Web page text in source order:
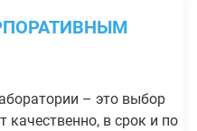
– это выбор
качественно, в срок и по